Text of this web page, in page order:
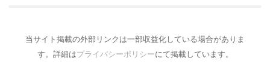
当サイト掲載の外部リンクは一部収益化している場合がありま
す。詳細はプライバシーポリシーにて掲載しています。